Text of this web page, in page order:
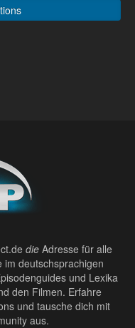
die Adresse für alle
deutschsprachigen
und Lexika
den Filmen. Erfahre
und tausche dich mit
aus.